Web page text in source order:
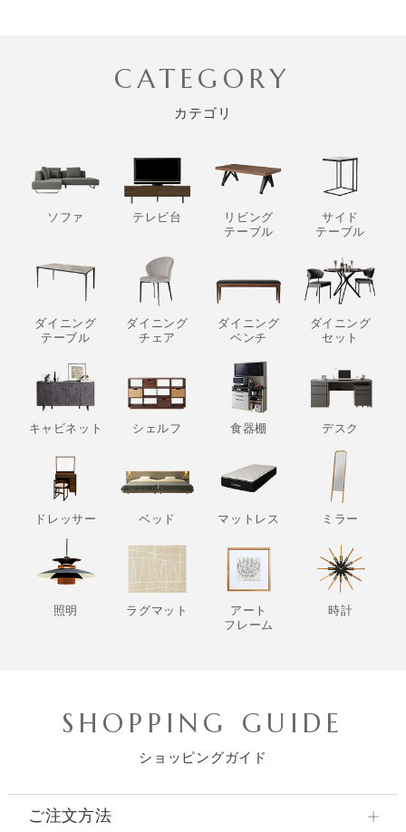
CATEGORY
カテゴリ
ソファ テレビ台
リビング
テーブル
サイド
テーブル
ダイニング
テーブル
ダイニング
チェア
ダイニング
ベンチ
ダイニング
セット
キャビネット シェルフ 食器棚 デスク
ドレッサー ベッド マットレス ミラー
照明 ラグマット
アート
フレーム
時計
SHOPPING GUIDE
ショッピングガイド
ご注文方法